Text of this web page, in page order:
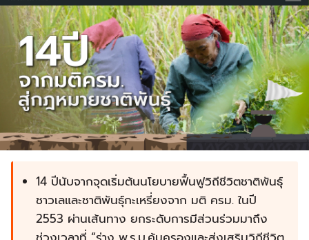
14 ปีนับจากจุดเริ่มต้นนโยบายฟื้นฟูวิถีชีวิตชาติพันธุ์
ชาวเลและชาติพันธุ์กะเหรี่ยงจาก มติ ครม. ในปี
2553 ผ่านเส้นทาง ยกระดับการมีส่วนร่วมมาถึง